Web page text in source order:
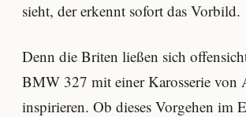
sieht, der erkennt sofort das Vorbild.
Denn die Briten ließen sich
BMW 327 mit einer Karosserie von
inspirieren. Ob dieses Vorgehen im